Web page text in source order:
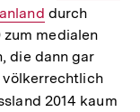
Link:
durch
zum medialen
die dann gar
2014 kaum